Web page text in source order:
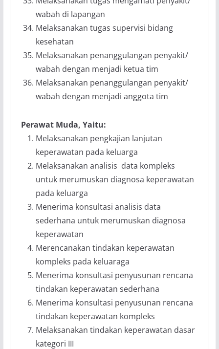
wabah di lapangan
Melaksanakan tugas supervisi bidang
kesehatan
Melaksanakan penanggulangan penyakit/
wabah dengan menjadi ketua tim
Melaksanakan penanggulangan penyakit/
wabah dengan menjadi anggota tim
Perawat Muda, Yaitu:
Melaksanakan pengkajian lanjutan
keperawatan pada keluarga
Melaksanakan analisis data kompleks
untuk merumuskan diagnosa keperawatan
pada keluarga
Menerima konsultasi analisis data
sederhana untuk merumuskan diagnosa
keperawatan
Merencanakan tindakan keperawatan
kompleks pada keluaraga
Menerima konsultasi penyusunan rencana
tindakan keperawatan sederhana
Menerima konsultasi penyusunan rencana
tindakan keperawatan kompleks
Melaksanakan tindakan keperawatan dasar
kategori III